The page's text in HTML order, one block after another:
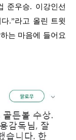
준우승. 이강인선
.”라고 올린 트윗
는 마음에 들어요